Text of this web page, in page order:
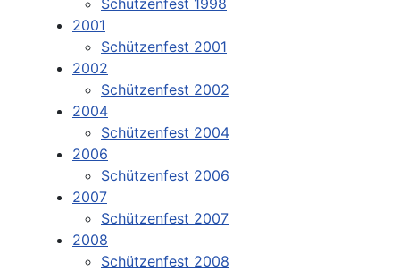
2001
Schützenfest 2001
2002
Schützenfest 2002
2004
Schützenfest 2004
2006
Schützenfest 2006
2007
Schützenfest 2007
2008
Schützenfest 2008